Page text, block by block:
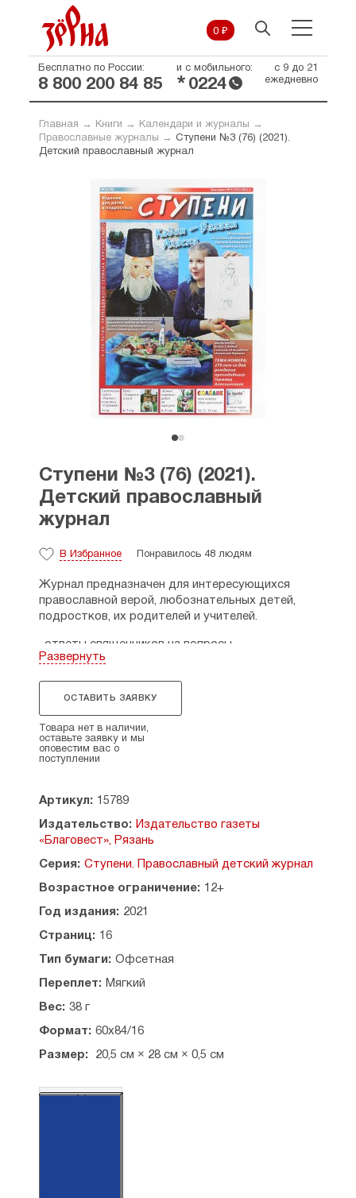
0 ₽
Бесплатно по России:
8 800 200 84 85
и с мобильного:
* 0224
с 9 до 21
ежедневно
Главная → Книги → Календари и журналы →
Православные журналы → Ступени №3 (76) (2021).
Детский православный журнал
Ступени №3 (76) (2021).
Детский православный
журнал
В Избранное Понравилось 48 людям
Журнал предназначен для интересующихся
православной верой, любознательных детей,
подростков, их родителей и учителей.
· ответы священников на вопросы,
· разъяснение православного вероучения
· познавательные рассказы,
· а также рубрики про животных, историю,
хобби, школу и многое другое.
Журнал одобрен Синодальным
Православной Церкви. Издаётся
и Михайловского Марка.
Развернуть
ОСТАВИТЬ ЗАЯВКУ
Товара нет в наличии,
оставьте заявку и мы
оповестим вас о
поступлении
Артикул: 15789
Издательство: Издательство газеты
«Благовест», Рязань
Серия: Ступени. Православный детский журнал
Возрастное ограничение: 12+
Год издания: 2021
Страниц: 16
Тип бумаги: Офсетная
Переплет: Мягкий
Вес: 38 г
Формат: 60x84/16
Размер: 20,5 см × 28 см × 0,5 см